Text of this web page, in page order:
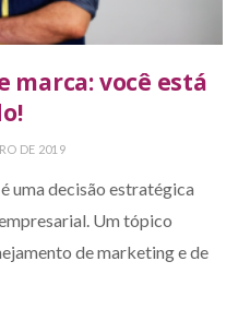
marca: você está
DE 2019
uma decisão estratégica
Um tópico
de marketing e de